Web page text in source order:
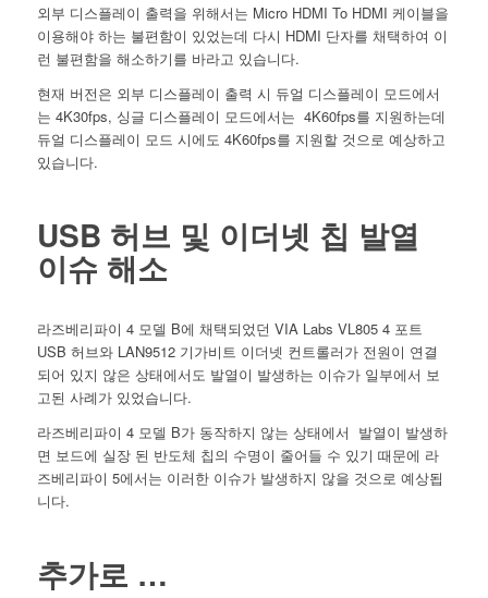
외부 디스플레이 출력을 위해서는 Micro HDMI To HDMI 케이블을
이용해야 하는 불편함이 있었는데 다시 HDMI 단자를 채택하여 이
런 불편함을 해소하기를 바라고 있습니다.
현재 버전은 외부 디스플레이 출력 시 듀얼 디스플레이 모드에서
는 4K30fps, 싱글 디스플레이 모드에서는 4K60fps를 지원하는데
듀얼 디스플레이 모드 시에도 4K60fps를 지원할 것으로 예상하고
있습니다.
USB 허브 및 이더넷 칩 발열
이슈 해소
라즈베리파이 4 모델 B에 채택되었던 VIA Labs VL805 4 포트
USB 허브와 LAN9512 기가비트 이더넷 컨트롤러가 전원이 연결
되어 있지 않은 상태에서도 발열이 발생하는 이슈가 일부에서 보
고된 사례가 있었습니다.
라즈베리파이 4 모델 B가 동작하지 않는 상태에서 발열이 발생하
면 보드에 실장 된 반도체 칩의 수명이 줄어들 수 있기 때문에 라
즈베리파이 5에서는 이러한 이슈가 발생하지 않을 것으로 예상됩
니다.
추가로 …